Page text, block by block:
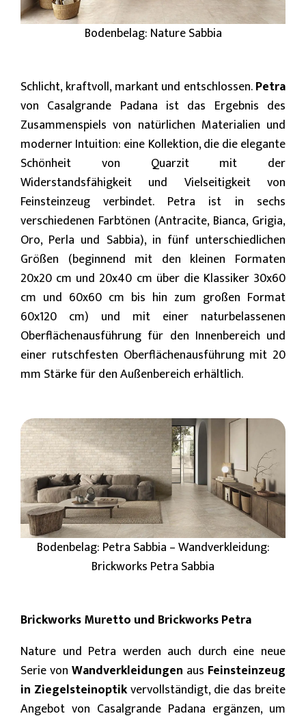
Bodenbelag: Nature Sabbia
Schlicht, kraftvoll, markant und entschlossen.Petra
von Casalgrande Padana ist das Ergebnis des
Zusammenspiels von natürlichen Materialien und
moderner Intuition: eine Kollektion, die die elegante
Schönheit von Quarzit mit der
Widerstandsfähigkeit und Vielseitigkeit von
Feinsteinzeug verbindet. Petra ist in sechs
verschiedenen Farbtönen (Antracite, Bianca, Grigia,
Oro, Perla und Sabbia), in fünf unterschiedlichen
Größen (beginnend mit den kleinen Formaten
20x20 cm und 20x40 cm über die Klassiker 30x60
cm und 60x60 cm bis hin zum großen Format
60x120 cm) und mit einer naturbelassenen
Oberflächenausführung für den Innenbereich und
einer rutschfesten Oberflächenausführung mit 20
mm Stärke für den Außenbereich erhältlich.
Bodenbelag: Petra Sabbia – Wandverkleidung:
Brickworks Petra Sabbia
Brickworks Muretto und Brickworks Petra
Nature und Petra werden auch durch eine neue
Serie von Wandverkleidungen aus Feinsteinzeug
in Ziegelsteinoptikvervollständigt, die das breite
Angebot von Casalgrande Padana ergänzen, um